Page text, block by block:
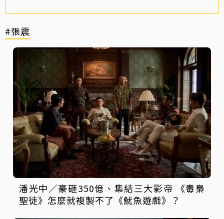
#張震
潘光中／豪砸350億、集結三大影帝 《毒梟
聖徒》怎麼就複製不了《魷魚遊戲》？